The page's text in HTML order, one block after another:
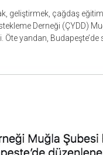
geliştirmek, çağdaş
Derneği (ÇYDD)
Öte yandan,